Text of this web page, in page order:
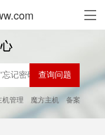
机管理 魔方主机 备案